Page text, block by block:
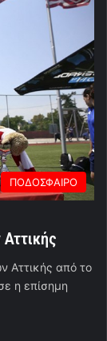
ΠΟΔΟΣΦΑΙΡΟ
Αττικής από το
η επίσημη